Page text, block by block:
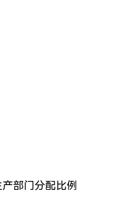
部门分配比例